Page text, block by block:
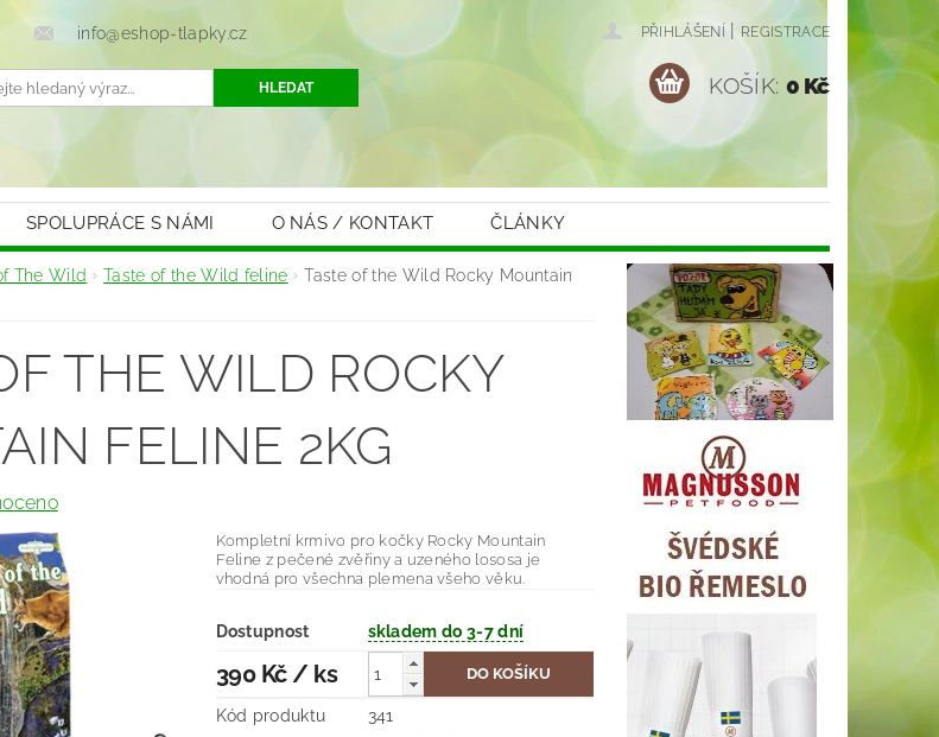
info@eshop-tlapky.cz PŘIHLÁŠENÍ | REGISTRACE
KOŠÍK: 0 Kč
SPOLUPRÁCE S NÁMI O NÁS / KONTAKT ČLÁNKY
The Wild Taste of the Wild feline
Taste of the Wild Rocky Mountain
THE WILD ROCKY
FELINE 2KG
Kompletní krmivo pro kočky Rocky Mountain
Feline z pečené zvěřiny a uzeného lososa je
vhodná pro všechna plemena všeho věku.
Dostupnost skladem do 3-7 dní
390 Kč / ks
Kód produktu
341